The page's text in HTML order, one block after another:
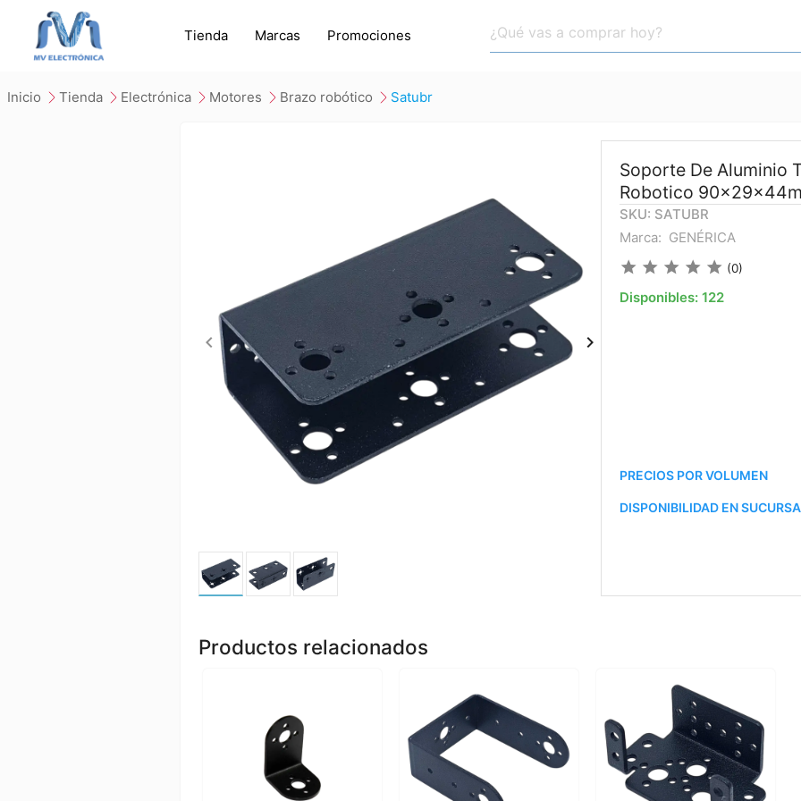
Tienda Marcas Promociones
inicio tienda electrónica motores brazo robótico satubr
Soporte De Aluminio
Robotico
SKU: SATUBR
Marca: GENÉRICA
star star star star star (0)
Disponibles: 122
PRECIOS POR VOLUMEN
DISPONIBILIDAD EN
Productos relacionados